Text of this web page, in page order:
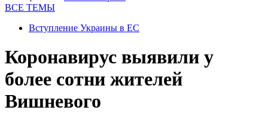
ВСЕ ТЕМЫ
Вступление Украины в ЕС
Коронавирус выявили у
более сотни жителей
Вишневого